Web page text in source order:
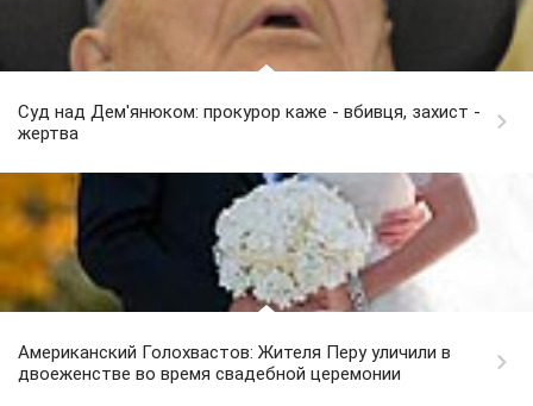
Суд над Дем'янюком: прокурор каже - вбивця, захист -
жертва
Американский Голохвастов: Жителя Перу уличили в
двоеженстве во время свадебной церемонии